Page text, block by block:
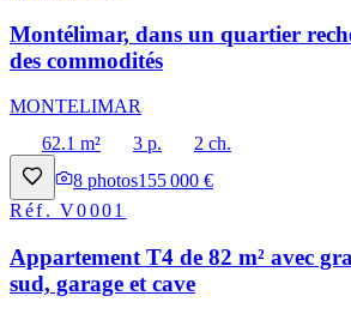
Montélimar, dans un quartier
des commodités
MONTELIMAR
62.1 m²
3 p.
2 ch.
8 photos155 000 €
Réf.V0001
Appartement T4 de 82 m² avec
sud, garage et cave